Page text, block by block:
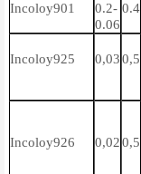
Incoloy901
0.2-
0.06
0.4
Incoloy925 0,03 0,5
Incoloy926 0,02 0,5